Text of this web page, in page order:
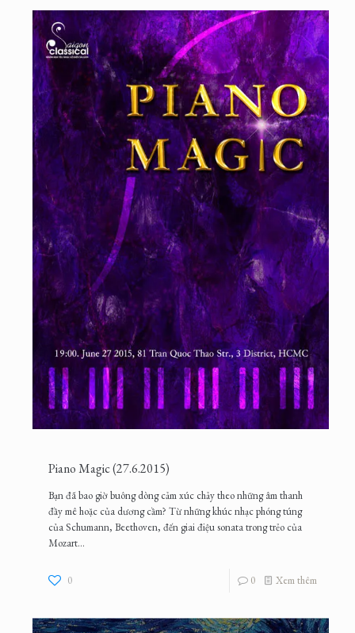
Piano Magic (27.6.2015)
Bạn đã bao giờ buông dòng cảm xúc chảy theo những âm thanh
đầy mê hoặc của dương cầm? Từ những khúc nhạc phóng túng
của Schumann, Beethoven, đến giai điệu sonata trong trẻo của
Mozart...
0 0 Xem thêm